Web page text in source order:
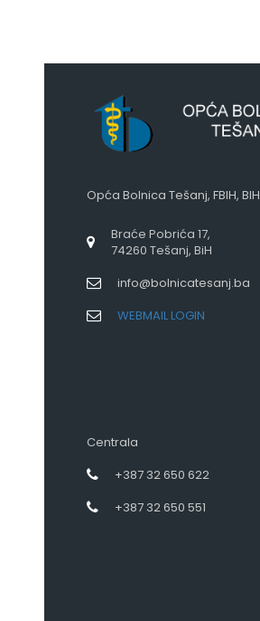
Opća Bolnica Tešanj, FBIH, BIH
Braće Pobrića 17,
74260 Tešanj, BiH
info@bolnicatesanj.ba
WEBMAIL LOGIN
Centrala
+387 32 650 622
+387 32 650 551